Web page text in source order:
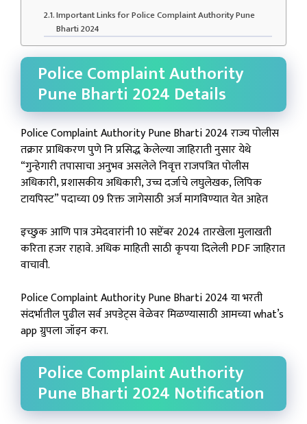
Important Links for Police Complaint Authority Pune
Bharti 2024
Police Complaint Authority
Pune Bharti 2024 Details
Police Complaint Authority Pune Bharti 2024 राज्य पोलीस
तक्रार प्राधिकरण पुणे नि प्रसिद्ध केलेल्या जाहिराती नुसार येथे
“गुन्हेगारी तपासाचा अनुभव असलेले निवृत्त राजपत्रित पोलीस
अधिकारी, प्रशासकीय अधिकारी, उच्च दर्जाचे लघुलेखक, लिपिक
टायपिस्ट” पदाच्या 09 रिक्त जागेसाठी अर्ज मागविण्यात येत आहेत
इच्छुक आणि पात्र उमेदवारांनी 10 सप्टेंबर 2024 तारखेला मुलाखती
करिता हजर राहावे. अधिक माहिती साठी कृपया दिलेली PDF जाहिरात
वाचावी.
Police Complaint Authority Pune Bharti 2024 या भरती
संदर्भातील पुढील सर्व अपडेट्स वेळेवर मिळण्यासाठी आमच्या what’s
app ग्रुपला जॉइन करा.
Police Complaint Authority
Pune Bharti 2024 Notification